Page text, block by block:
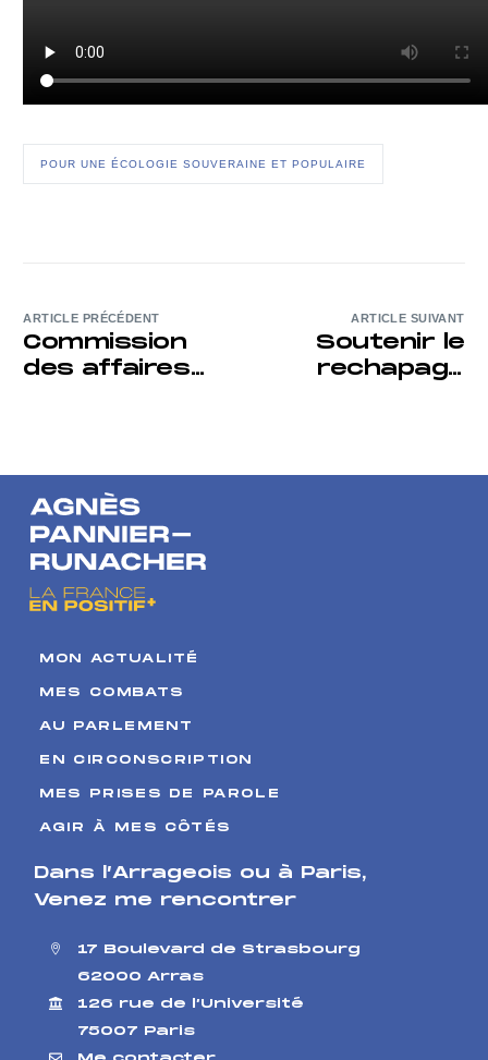
POUR UNE ÉCOLOGIE SOUVERAINE ET POPULAIRE
ARTICLE PRÉCÉDENT
Commission
des affaires
ajoutés
aliments
destinés au
nourrissons
et aux
enfants en
ARTICLE SUIVANT
Soutenir le
rechapage
écologique
MON ACTUALITÉ
MES COMBATS
AU PARLEMENT
EN CIRCONSCRIPTION
MES PRISES DE PAROLE
AGIR À MES CÔTÉS
Dans l’Arrageois ou à Paris,
Venez me rencontrer
17 Boulevard de Strasbourg
62000 Arras
126 rue de l’Université
75007 Paris